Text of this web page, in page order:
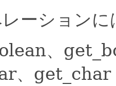
ーション
、
、get_char